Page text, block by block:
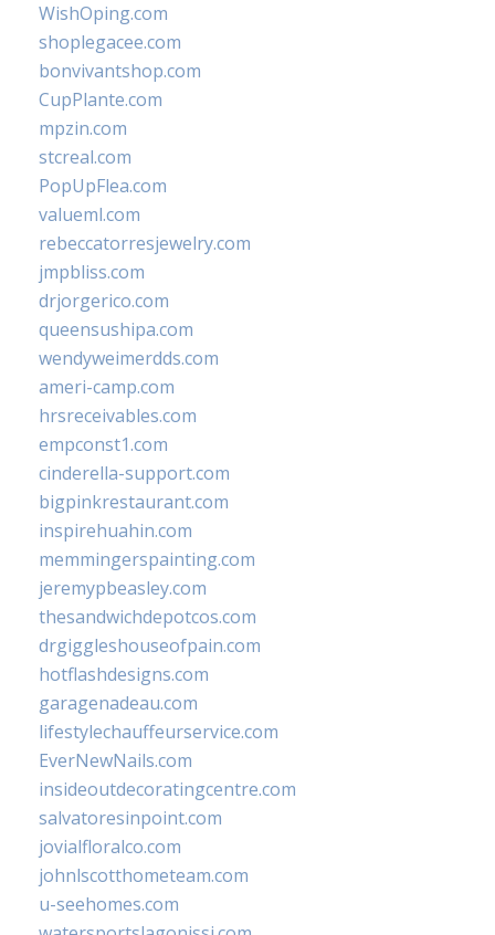
WishOping.com
shoplegacee.com
bonvivantshop.com
CupPlante.com
mpzin.com
stcreal.com
PopUpFlea.com
valueml.com
rebeccatorresjewelry.com
jmpbliss.com
drjorgerico.com
queensushipa.com
wendyweimerdds.com
ameri-camp.com
hrsreceivables.com
empconst1.com
cinderella-support.com
bigpinkrestaurant.com
inspirehuahin.com
memmingerspainting.com
jeremypbeasley.com
thesandwichdepotcos.com
drgiggleshouseofpain.com
hotflashdesigns.com
garagenadeau.com
lifestylechauffeurservice.com
EverNewNails.com
insideoutdecoratingcentre.com
salvatoresinpoint.com
jovialfloralco.com
johnlscotthometeam.com
u-seehomes.com